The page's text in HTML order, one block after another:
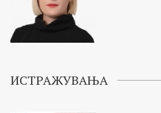
ИСТРАЖУВАЊА